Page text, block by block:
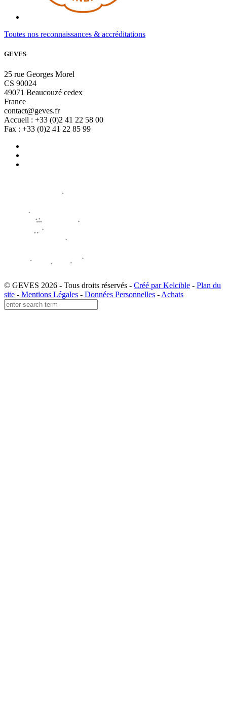
Toutes nos reconnaissances & accréditations
GEVES
25 rue Georges Morel
CS 90024
49071 Beaucouzé cedex
France
contact@geves.fr
Accueil : +33 (0)2 41 22 58 00
Fax : +33 (0)2 41 22 85 99
© GEVES 2026 - Tous droits réservés - Créé par Kelcible - Plan du
site - Mentions Légales - Données Personnelles - Achats